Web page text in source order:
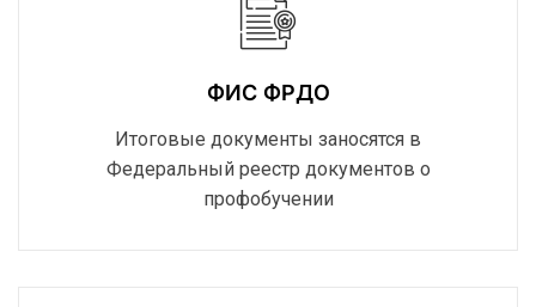
ФИС ФРДО
Итоговые документы заносятся в
Федеральный реестр документов о
профобучении